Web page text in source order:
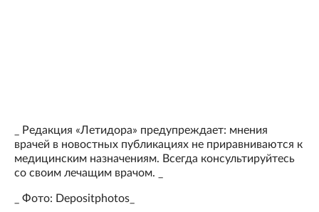
_ Редакция «Летидора» предупреждает: мнения
врачей в новостных публикациях не приравниваются к
медицинским назначениям. Всегда консультируйтесь
со своим лечащим врачом. _
_ Фото: Depositphotos_